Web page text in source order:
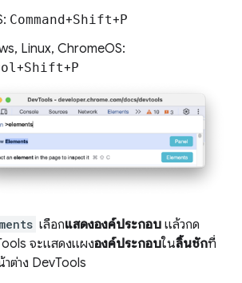
Command+Shift+P
Linux, ChromeOS:
+Shift+P
เลือกแสดงองค์ประกอบ แล้วกด
จะแสดงแผงองค์ประกอบในลิ้นชักที่
ต่าง DevTools